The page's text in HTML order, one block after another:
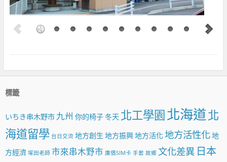
標籤
いちき串木野市 九州 你的椅子冬天 北工學園北海道北
海道留學 台日交流 地方創生 地方振興地方活化地方活性化地
方經濟 塚田老師 市來串木野市 廉價SIM卡 手套 故鄉 文化差異 日本